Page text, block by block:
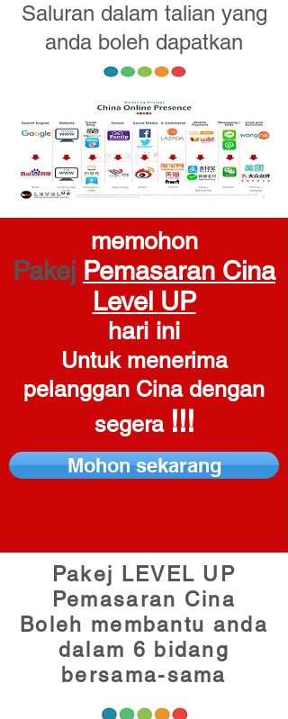
Saluran dalam talian yang
anda boleh dapatkan
memohon
Pakej Pemasaran Cina
Level UP
hari ini
Untuk menerima
pelanggan Cina dengan
segera !!!
Mohon sekarang
Pakej LEVEL UP
Pemasaran Cina
Boleh membantu anda
dalam 6 bidang
bersama-sama